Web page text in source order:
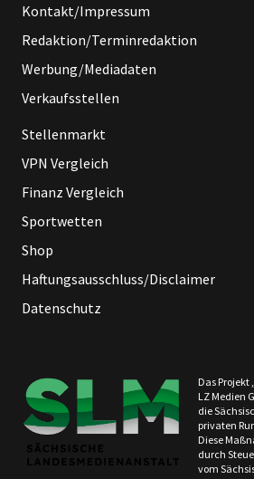
Kontakt/Impressum
Redaktion/Terminredaktion
Werbung/Mediadaten
Verkaufsstellen
Stellenmarkt
VPN Vergleich
Finanz Vergleich
Sportwetten
Shop
Haftungsausschluss/Disclaimer
Datenschutz
Das Projekt
LZ Medien
die
privaten
Diese
durch
vom